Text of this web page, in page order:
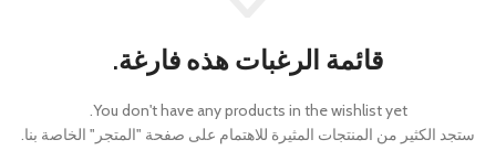
قائمة الرغبات هذه فارغة.
You don't have any products in the wishlist yet.
ستجد الكثير من المنتجات المثيرة للاهتمام على صفحة "المتجر" الخاصة بنا.